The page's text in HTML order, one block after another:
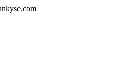
és a Hip-Hop Unite